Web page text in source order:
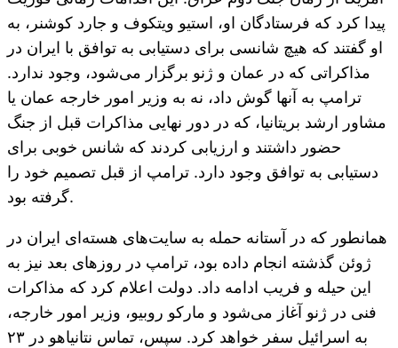
پیدا کرد که فرستادگان او، استیو ویتکوف و جارد کوشنر، به
او گفتند که هیچ شانسی برای دستیابی به توافق با ایران در
مذاکراتی که در عمان و ژنو برگزار می‌شود، وجود ندارد.
ترامپ به آنها گوش داد، نه به وزیر امور خارجه عمان یا
مشاور ارشد بریتانیا، که در دور نهایی مذاکرات قبل از جنگ
حضور داشتند و ارزیابی کردند که شانس خوبی برای
دستیابی به توافق وجود دارد. ترامپ از قبل تصمیم خود را
گرفته بود.
همانطور که در آستانه حمله به سایت‌های هسته‌ای ایران در
ژوئن گذشته انجام داده بود، ترامپ در روزهای بعد نیز به
این حیله و فریب ادامه داد. دولت اعلام کرد که مذاکرات
فنی در ژنو آغاز می‌شود و مارکو روبیو، وزیر امور خارجه،
به اسرائیل سفر خواهد کرد. سپس، تماس نتانیاهو در ۲۳